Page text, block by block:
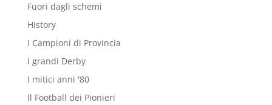
Fuori dagli schemi
History
I Campioni di Provincia
I grandi Derby
I mitici anni '80
Il Football dei Pionieri